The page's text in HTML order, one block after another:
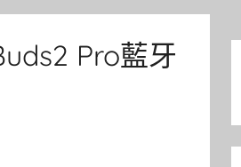
Pro藍牙